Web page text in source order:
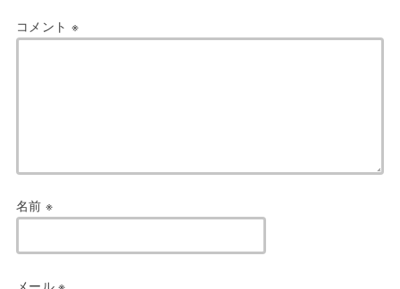
コメント ※
名前 ※
メール※